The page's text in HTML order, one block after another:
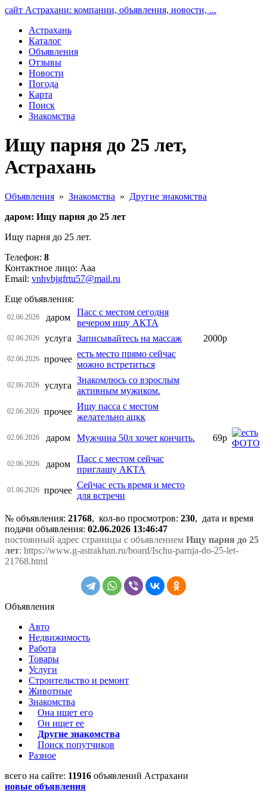
сайт Астрахани: компании, объявления, новости, ...
Астрахань
Каталог
Объявления
Отзывы
Новости
Погода
Карта
Поиск
Знакомства
Ищу парня до 25 лет,
Астрахань
Объявления » Знакомства » Другие знакомства
даром: Ищу парня до 25 лет
Ищу парня до 25 лет.
Телефон: 8
Контактное лицо: Ааа
Email: vnhvbjgfrtu57@mail.ru
Еще объявления:
02.06.2026 даром
Пасс с местом сегодня
вечером ищу АКТА
02.06.2026 услуга Записывайтесь на массаж 2000р
02.06.2026 прочее
есть место прямо сейчас
можно встретиться
02.06.2026 услуга
Знакомлюсь со взрослым
активным мужиком.
02.06.2026 прочее
Ищу пасса с местом
желательно ацкк
02.06.2026 даром Мужчина 50л хочет кончить. 69р
02.06.2026 даром
Пасс с местом сейчас
приглашу АКТА
01.06.2026 прочее
Сейчас есть время и место
для встречи
№ объявления: 21768, кол-во просмотров: 230, дата и время
подачи объявления: 02.06.2026 13:46:47
постоянный адрес страницы с объявлением Ищу парня до 25
лет: https://www.g-astrakhan.ru/board/Ischu-parnja-do-25-let-
21768.html
Объявления
Авто
Недвижимость
Работа
Товары
Услуги
Строительство и ремонт
Животные
Знакомства
Она ищет его
Он ищет ее
Другие знакомства
Поиск попутчиков
Разное
всего на сайте: 11916 объявлений Астрахани
новые объявления